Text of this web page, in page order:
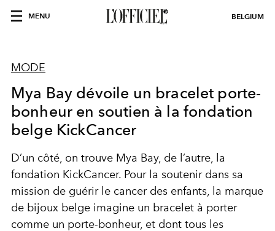
MENU BELGIUM
MODE
Mya Bay dévoile un bracelet porte-
bonheur en soutien à la fondation
belge KickCancer
D’un côté, on trouve Mya Bay, de l’autre, la
fondation KickCancer. Pour la soutenir dans sa
mission de guérir le cancer des enfants, la marque
de bijoux belge imagine un bracelet à porter
comme un porte-bonheur, et dont tous les